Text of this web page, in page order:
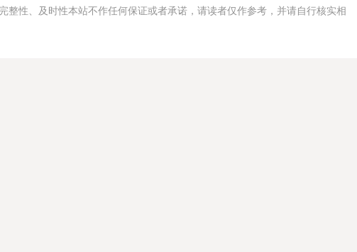
整性、及时性本站不作任何保证或者承诺，请读者仅作参考，并请自行核实相